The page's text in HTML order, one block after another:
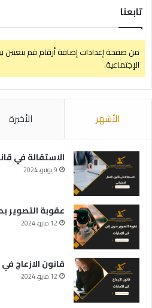
تابعنا
من صفحة إعدادات إضافة أرقام قم بتعيين
الإجتماعية.
الأشهر الأخيرة
الاستقالة في
9 يونيو، 2024
عقوبة التصوير
12 مايو، 2024
قانون الازعاج في
12 مايو، 2024